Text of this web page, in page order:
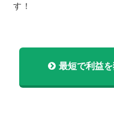
す！
最短で利益